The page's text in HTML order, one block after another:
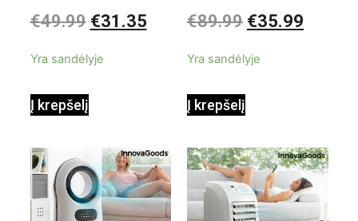
0,35 L 3 Bar
1000W
0
iš
€49.99 €31.35
Yra sandėlyje
Į krepšelį
Shiatsu
0
iš
€89.99 €35.99
Yra sandėlyje
Į krepšelį